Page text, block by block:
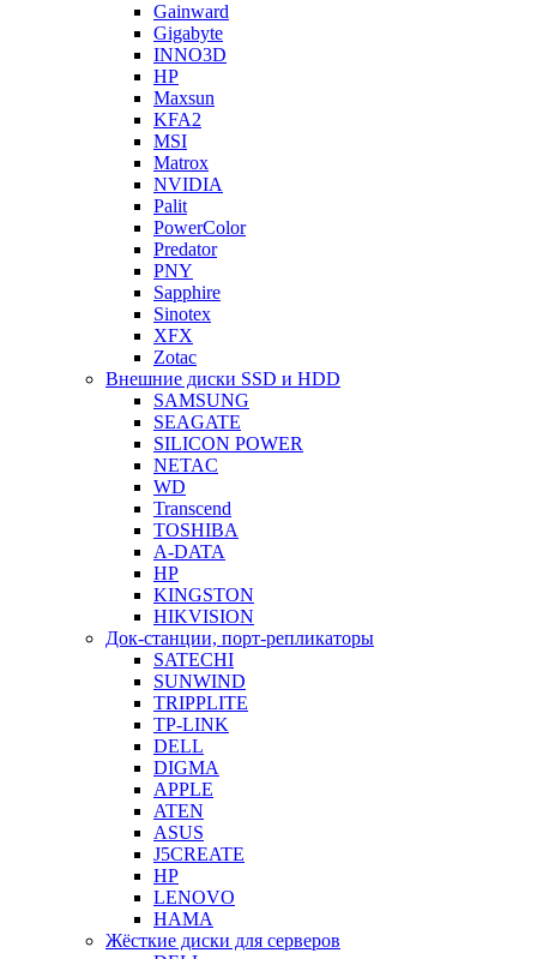
Gainward
Gigabyte
INNO3D
HP
Maxsun
KFA2
MSI
Matrox
NVIDIA
Palit
PowerColor
Predator
PNY
Sapphire
Sinotex
XFX
Zotac
Внешние диски SSD и HDD
SAMSUNG
SEAGATE
SILICON POWER
NETAC
WD
Transcend
TOSHIBA
A-DATA
HP
KINGSTON
HIKVISION
Док-станции, порт-репликаторы
SATECHI
SUNWIND
TRIPPLITE
TP-LINK
DELL
DIGMA
APPLE
ATEN
ASUS
J5CREATE
HP
LENOVO
HAMA
Жёсткие диски для серверов